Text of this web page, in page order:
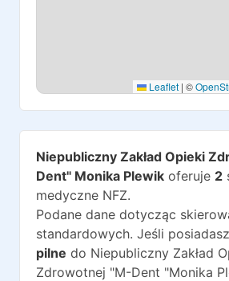
Leaflet | ©
Niepubliczny Zakład Opieki
Dent" Monika Plewik oferuje 2
medyczne NFZ.
Podane dane dotycząc
standardowych. Jeśli posiadasz
pilne do Niepubliczny Zakład
Zdrowotnej "M-Dent "Monika